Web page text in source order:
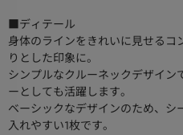
■ディテール
身体のラインをきれいに見せるコ
りとした印象に。
シンプルなクルーネックデザイン
ーとしても活躍します。
ベーシックなデザインのため、シ
入れやすい1枚です。